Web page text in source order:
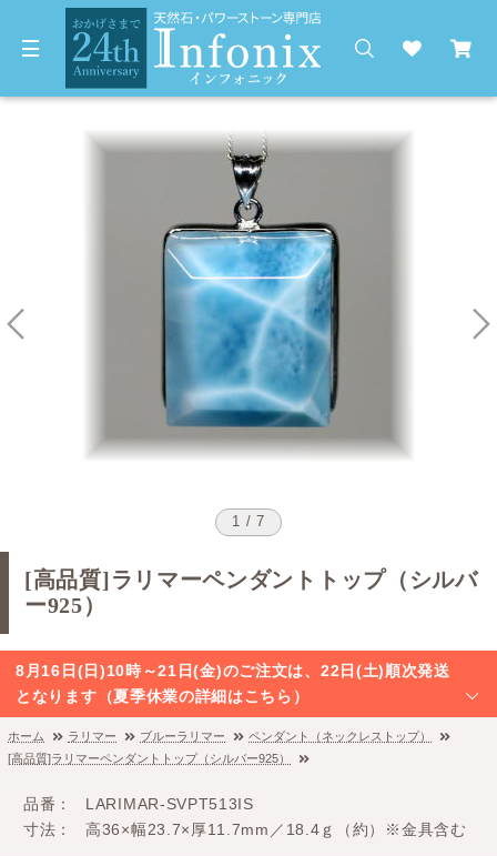
1 / 7
[高品質]ラリマーペンダントトップ（シルバ
ー925）
8月16日(日)10時～21日(金)のご注文は、22日(土)順次発送
となります（夏季休業の詳細はこちら）
ホーム ラリマー ブルーラリマー
ペンダント（ネックレストップ）
[高品質]ラリマーペンダントトップ（シルバー925）
品番
LARIMAR-SVPT513IS
寸法
高36×幅23.7×厚11.7mm／18.4ｇ（約）※金具含む